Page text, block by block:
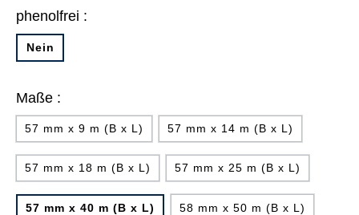
phenolfrei :
Nein
Maße :
57 mm x 9 m (B x L) 57 mm x 14 m (B x L)
57 mm x 18 m (B x L) 57 mm x 25 m (B x L)
57 mm x 40 m (B x L) 58 mm x 50 m (B x L)